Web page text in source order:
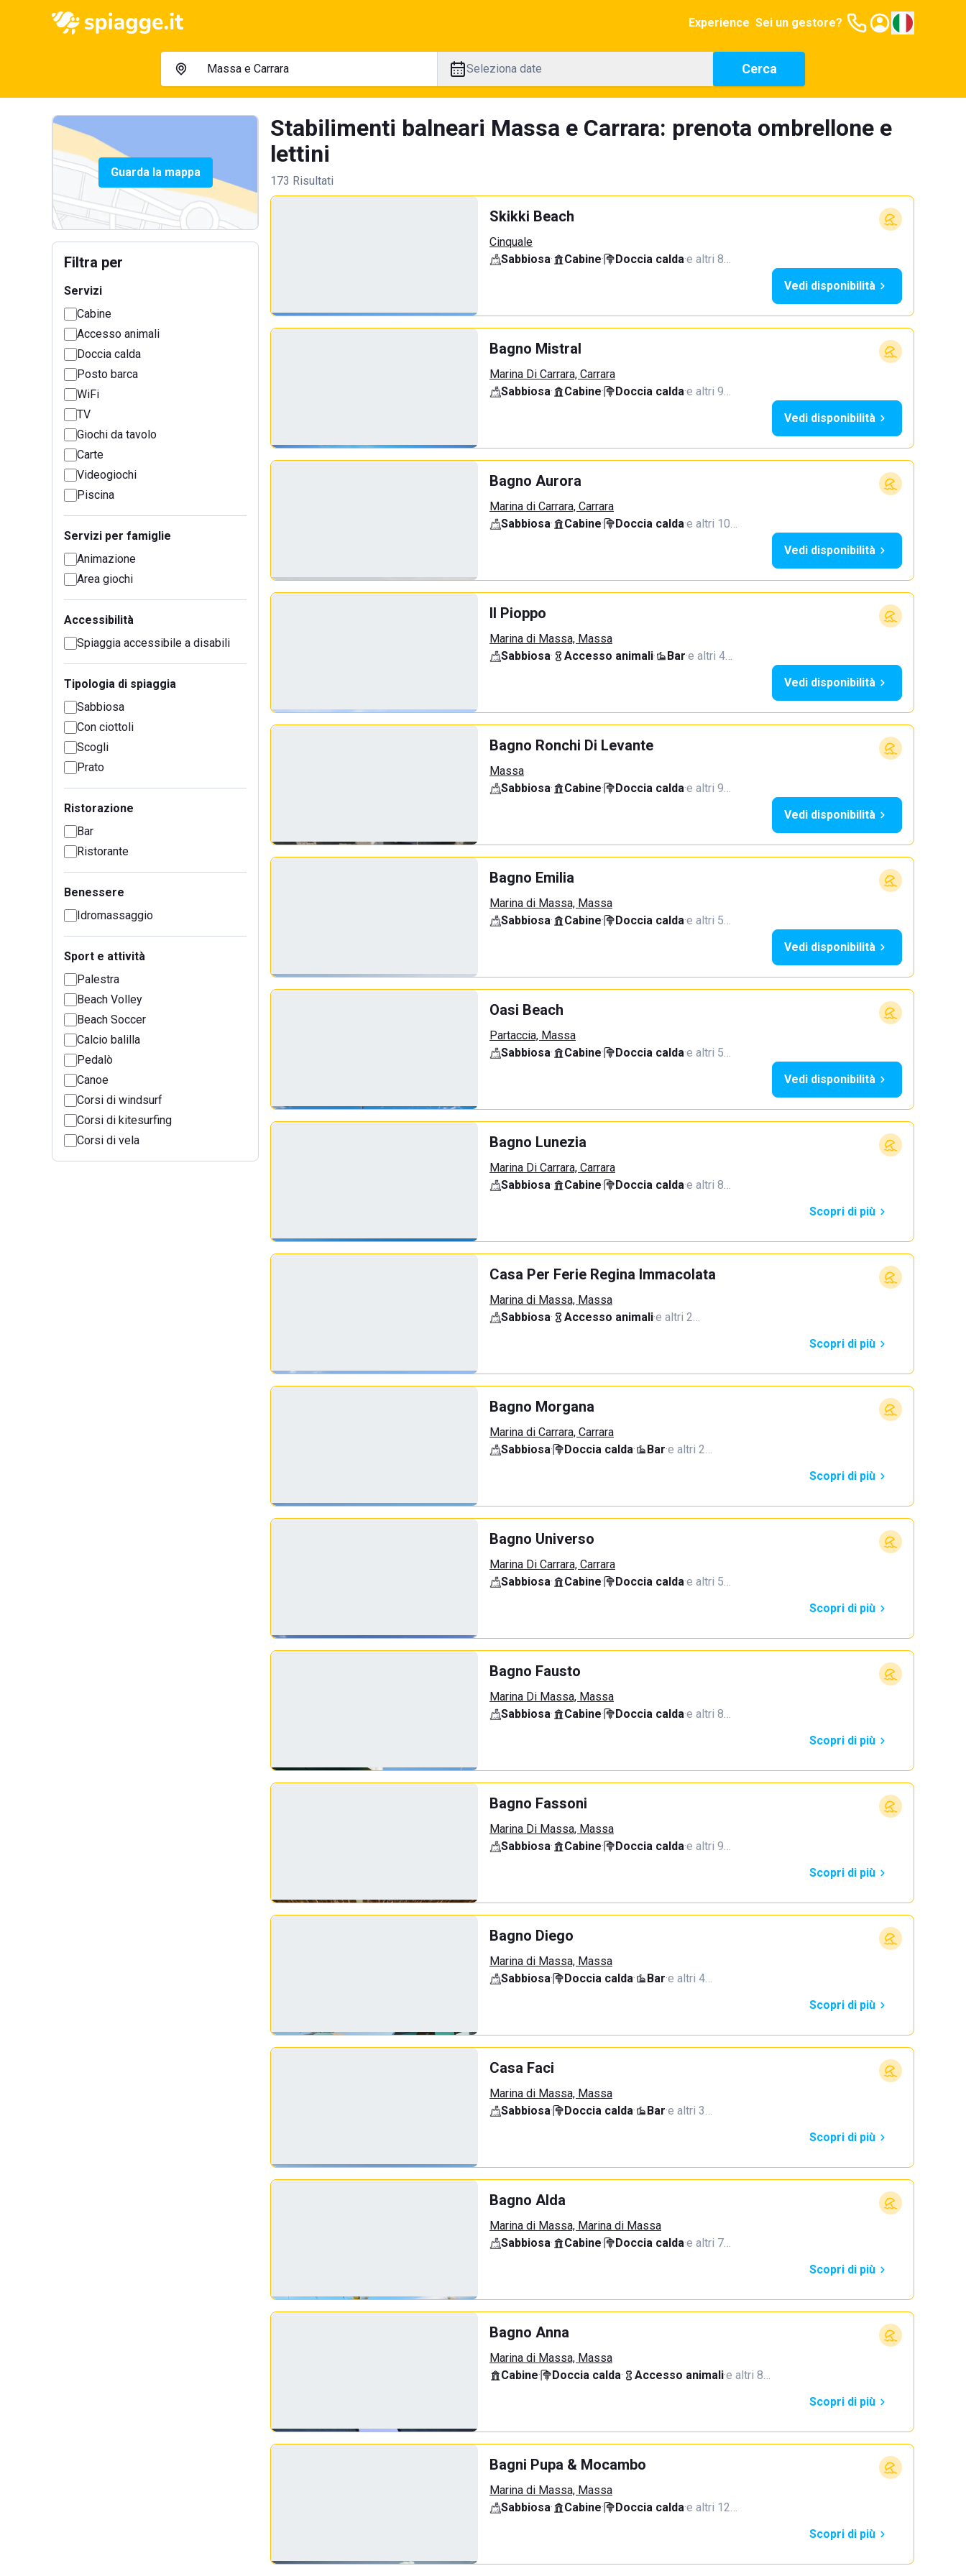
Experience Sei un gestore?
Seleziona date Cerca
Guarda la mappa
Filtra per
Servizi
Cabine
Accesso animali
Doccia calda
Posto barca
WiFi
TV
Giochi da tavolo
Carte
Videogiochi
Piscina
Servizi per famiglie
Animazione
Area giochi
Accessibilità
Spiaggia accessibile a disabili
Tipologia di spiaggia
Sabbiosa
Con ciottoli
Scogli
Prato
Ristorazione
Bar
Ristorante
Benessere
Idromassaggio
Sport e attività
Palestra
Beach Volley
Beach Soccer
Calcio balilla
Pedalò
Canoe
Corsi di windsurf
Corsi di kitesurfing
Corsi di vela
Stabilimenti balneari Massa e Carrara: prenota ombrellone e
lettini
173 Risultati
Skikki Beach
Cinquale
Sabbiosa· Cabine· Doccia calda·e altri 8…
Vedi disponibilità
Bagno Mistral
Marina Di Carrara, Carrara
Sabbiosa· Cabine· Doccia calda·e altri 9…
Vedi disponibilità
Bagno Aurora
Marina di Carrara, Carrara
Sabbiosa· Cabine· Doccia calda·e altri 10…
Vedi disponibilità
Il Pioppo
Marina di Massa, Massa
Sabbiosa· Accesso animali· Bar·e altri 4…
Vedi disponibilità
Bagno Ronchi Di Levante
Massa
Sabbiosa· Cabine· Doccia calda·e altri 9…
Vedi disponibilità
Bagno Emilia
Marina di Massa, Massa
Sabbiosa· Cabine· Doccia calda·e altri 5…
Vedi disponibilità
Oasi Beach
Partaccia, Massa
Sabbiosa· Cabine· Doccia calda·e altri 5…
Vedi disponibilità
Bagno Lunezia
Marina Di Carrara, Carrara
Sabbiosa· Cabine· Doccia calda·e altri 8…
Scopri di più
Casa Per Ferie Regina Immacolata
Marina di Massa, Massa
Sabbiosa· Accesso animali·e altri 2…
Scopri di più
Bagno Morgana
Marina di Carrara, Carrara
Sabbiosa· Doccia calda· Bar·e altri 2…
Scopri di più
Bagno Universo
Marina Di Carrara, Carrara
Sabbiosa· Cabine· Doccia calda·e altri 5…
Scopri di più
Bagno Fausto
Marina Di Massa, Massa
Sabbiosa· Cabine· Doccia calda·e altri 8…
Scopri di più
Bagno Fassoni
Marina Di Massa, Massa
Sabbiosa· Cabine· Doccia calda·e altri 9…
Scopri di più
Bagno Diego
Marina di Massa, Massa
Sabbiosa· Doccia calda· Bar·e altri 4…
Scopri di più
Casa Faci
Marina di Massa, Massa
Sabbiosa· Doccia calda· Bar·e altri 3…
Scopri di più
Bagno Alda
Marina di Massa, Marina di Massa
Sabbiosa· Cabine· Doccia calda·e altri 7…
Scopri di più
Bagno Anna
Marina di Massa, Massa
Cabine· Doccia calda· Accesso animali·e altri 8…
Scopri di più
Bagni Pupa & Mocambo
Marina di Massa, Massa
Sabbiosa· Cabine· Doccia calda·e altri 12…
Scopri di più